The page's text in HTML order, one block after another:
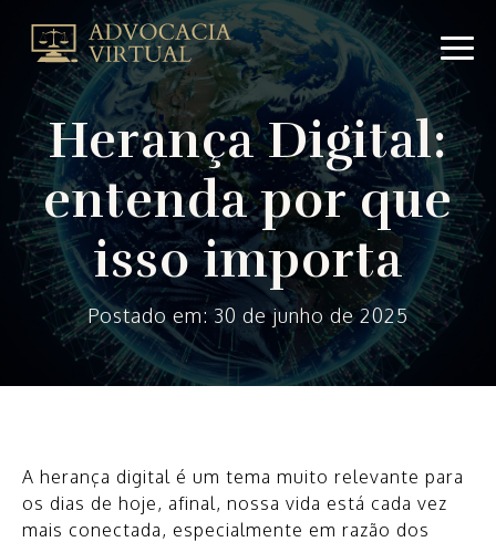
Herança
Digital:
entenda
por
que
isso
importa
|
Advocacia
VirtualAdvocacia
Virtual
Herança Digital:
entenda por que
isso importa
Postado em: 30 de junho de 2025
A herança digital é um tema muito relevante para
os dias de hoje, afinal, nossa vida está cada vez
mais conectada, especialmente em razão dos